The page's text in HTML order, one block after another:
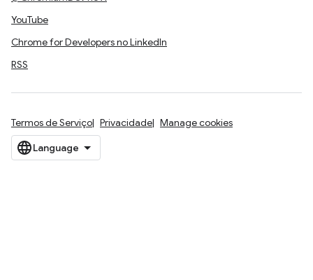
YouTube
Chrome for Developers no LinkedIn
RSS
Termos de Serviço Privacidade Manage cookies